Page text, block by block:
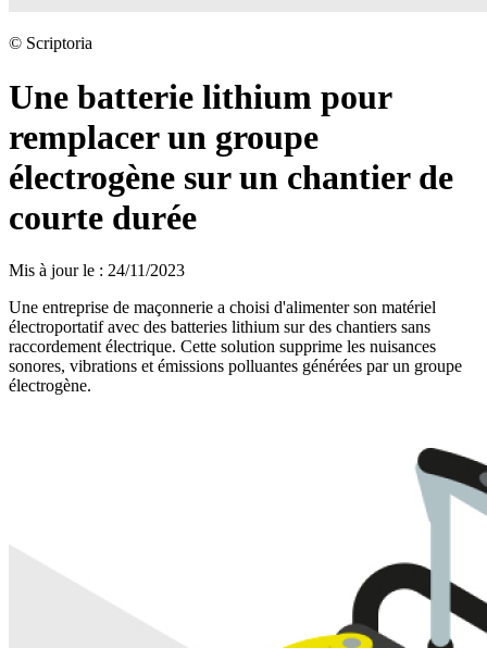
© Scriptoria
Une batterie lithium pour
remplacer un groupe
électrogène sur un chantier de
courte durée
Mis à jour le : 24/11/2023
Une entreprise de maçonnerie a choisi d'alimenter son matériel
électroportatif avec des batteries lithium sur des chantiers sans
raccordement électrique. Cette solution supprime les nuisances
sonores, vibrations et émissions polluantes générées par un groupe
électrogène.